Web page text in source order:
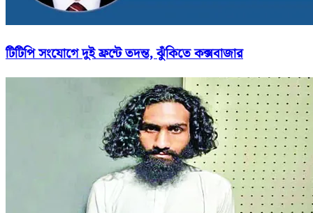
টিটিপি সংযোগে দুই ফ্রন্টে তদন্ত, ঝুঁকিতে কক্সবাজার